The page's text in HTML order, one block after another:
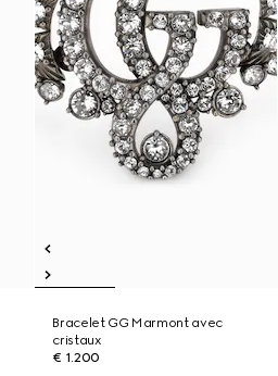
Bracelet GG Marmont avec
cristaux
€ 1.200